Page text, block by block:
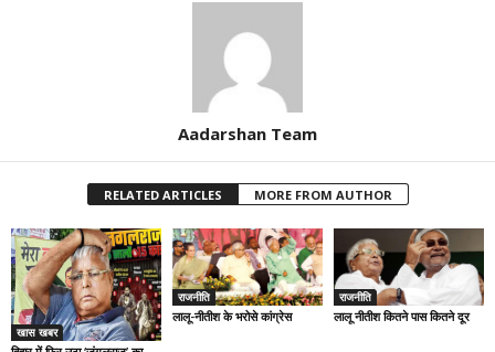
Aadarshan Team
RELATED ARTICLES MORE FROM AUTHOR
खास खबर
राजनीति
लालू-नीतीश के भरोसे कांग्रेस
राजनीति
लालू नीतीश कितने पास कितने दूर